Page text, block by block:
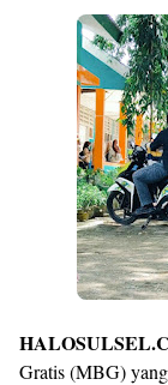
Premium
Raushan
Design
Templates
Gratis (MBG)